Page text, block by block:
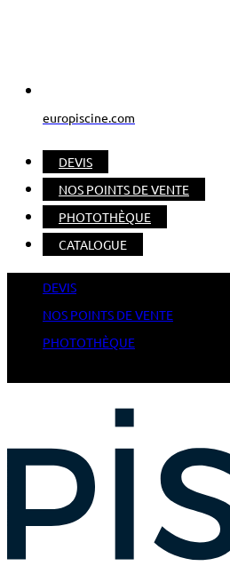
europiscine.com
DEVIS
NOS POINTS DE VENTE
PHOTOTHÈQUE
CATALOGUE
DEVIS
NOS POINTS DE VENTE
PHOTOTHÈQUE